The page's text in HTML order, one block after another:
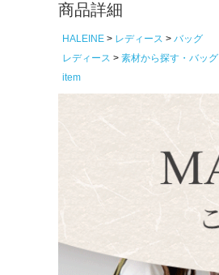
商品詳細
HALEINE レディース
バッグ
レディース
素材から探す・バッグ
item